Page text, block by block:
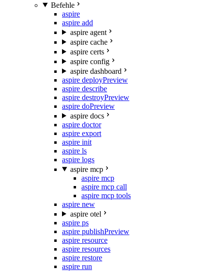
Befehle
aspire
aspire add
aspire agent
aspire cache
aspire certs
aspire config
aspire dashboard
aspire deployPreview
aspire describe
aspire destroyPreview
aspire doPreview
aspire docs
aspire doctor
aspire export
aspire init
aspire ls
aspire logs
aspire mcp
aspire mcp
aspire mcp call
aspire mcp tools
aspire new
aspire otel
aspire ps
aspire publishPreview
aspire resource
aspire resources
aspire restore
aspire run